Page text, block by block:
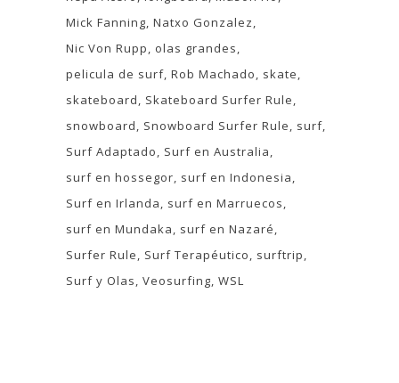
Mick Fanning Natxo Gonzalez
Nic Von Rupp
olas grandes
pelicula de surf Rob Machado
skate
skateboard
Skateboard Surfer Rule
snowboard
Snowboard Surfer Rule
surf
Surf Adaptado
Surf en Australia
surf en hossegor surf en Indonesia
Surf en Irlanda
surf en Marruecos
surf en Mundaka
surf en Nazaré
Surfer Rule
Surf Terapéutico
surftrip
Surf y Olas Veosurfing WSL